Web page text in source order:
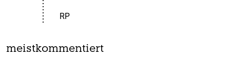
RP
meistkommentiert